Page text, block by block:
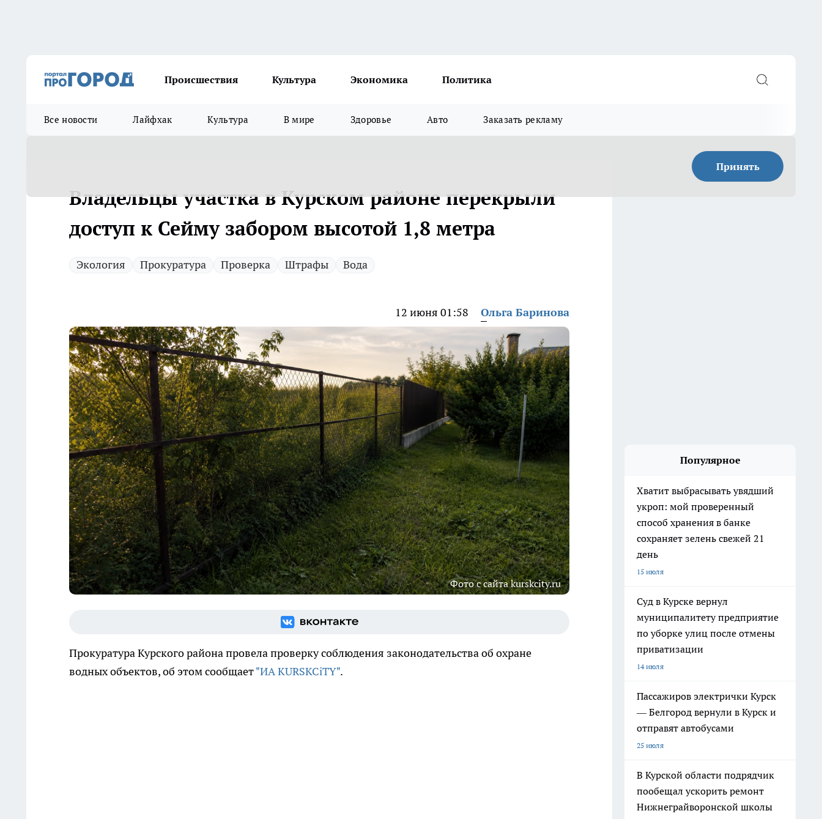
Происшествия Культура Экономика Политика
Все новости Лайфхак Культура В мире Здоровье Авто Заказать рекламу
Принять
Владельцы участка в Курском районе перекрыли
доступ к Сейму забором высотой 1,8 метра
Экология Прокуратура Проверка Штрафы Вода
12 июня 01:58 Ольга Баринова
Фото с сайта kurskcity.ru
Прокуратура Курского района провела проверку соблюдения законодательства об охране
водных объектов, об этом сообщает"ИА KURSKCiTY".
Популярное
Хватит выбрасывать увядший
укроп: мой проверенный
способ хранения в банке
сохраняет зелень свежей 21
день
15 июля
Суд в Курске вернул
муниципалитету предприятие
по уборке улиц после отмены
приватизации
14 июля
Пассажиров электрички Курск
— Белгород вернули в Курск и
отправят автобусами
25 июля
В Курской области подрядчик
пообещал ускорить ремонт
Нижнеграйворонской школы